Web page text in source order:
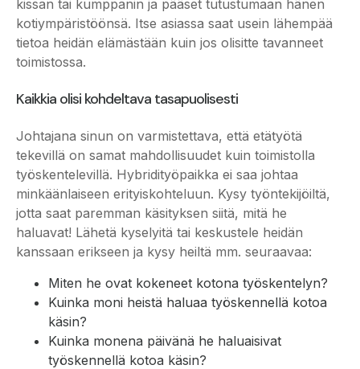
kissan tai kumppanin ja pääset tutustumaan hänen
kotiympäristöönsä. Itse asiassa saat usein lähempää
tietoa heidän elämästään kuin jos olisitte tavanneet
toimistossa.
Kaikkia olisi kohdeltava tasapuolisesti
Johtajana sinun on varmistettava, että etätyötä
tekevillä on samat mahdollisuudet kuin toimistolla
työskentelevillä. Hybridityöpaikka ei saa johtaa
minkäänlaiseen erityiskohteluun. Kysy työntekijöiltä,
jotta saat paremman käsityksen siitä, mitä he
haluavat! Lähetä kyselyitä tai keskustele heidän
kanssaan erikseen ja kysy heiltä mm. seuraavaa:
Miten he ovat kokeneet kotona työskentelyn?
Kuinka moni heistä haluaa työskennellä kotoa
käsin?
Kuinka monena päivänä he haluaisivat
työskennellä kotoa käsin?